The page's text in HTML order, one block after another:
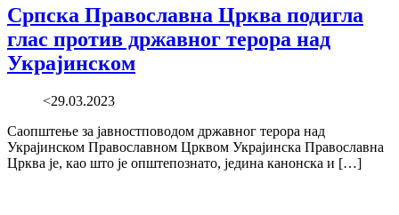
Српска Православна Црква подигла
глас против државног терора над
Украјинском
<29.03.2023
Саопштење за јавностповодом државног терора над
Украјинском Православном Црквом Украјинска Православна
Црква је, као што је општепознато, једина канонска и […]